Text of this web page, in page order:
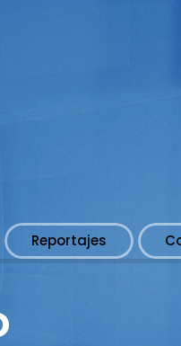
Reportajes